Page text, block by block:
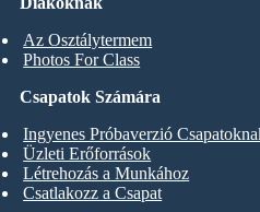
Az Osztálytermem
Photos For Class
Csapatok Számára
Ingyenes Próbaverzió
Üzleti Erőforrások
Létrehozás a Munkához
Csatlakozz a Csapat